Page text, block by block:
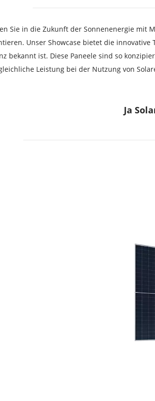
Sie in die Zukunft der Sonnenenergie mit
Unser Showcase bietet die
bekannt ist. Diese Paneele sind so
Leistung bei der Nutzung von
Ja